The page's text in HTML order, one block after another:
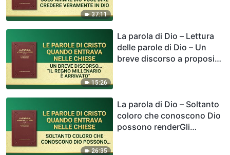
37:11
15:26
La parola di Dio – Lettura
delle parole di Dio – Un
breve discorso a proposito
26:35
La parola di Dio – Soltanto
coloro che conoscono Dio
possono renderGli